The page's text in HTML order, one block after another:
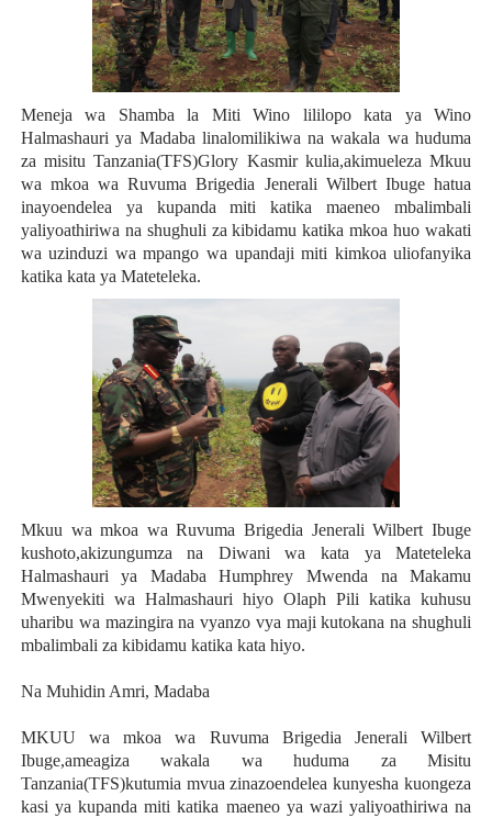
Meneja wa Shamba la Miti Wino lililopo kata ya Wino
Halmashauri ya Madaba linalomilikiwa na wakala wa huduma
za misitu Tanzania(TFS)Glory Kasmir kulia,akimueleza Mkuu
wa mkoa wa Ruvuma Brigedia Jenerali Wilbert Ibuge hatua
inayoendelea ya kupanda miti katika maeneo mbalimbali
yaliyoathiriwa na shughuli za kibidamu katika mkoa huo wakati
wa uzinduzi wa mpango wa upandaji miti kimkoa uliofanyika
katika kata ya Mateteleka.
Mkuu wa mkoa wa Ruvuma Brigedia Jenerali Wilbert Ibuge
kushoto,akizungumza na Diwani wa kata ya Mateteleka
Halmashauri ya Madaba Humphrey Mwenda na Makamu
Mwenyekiti wa Halmashauri hiyo Olaph Pili katika kuhusu
uharibu wa mazingira na vyanzo vya maji kutokana na shughuli
mbalimbali za kibidamu katika kata hiyo.
Na Muhidin Amri, Madaba
MKUU wa mkoa wa Ruvuma Brigedia Jenerali Wilbert
Ibuge,ameagiza wakala wa huduma za Misitu
Tanzania(TFS)kutumia mvua zinazoendelea kunyesha kuongeza
kasi ya kupanda miti katika maeneo ya wazi yaliyoathiriwa na